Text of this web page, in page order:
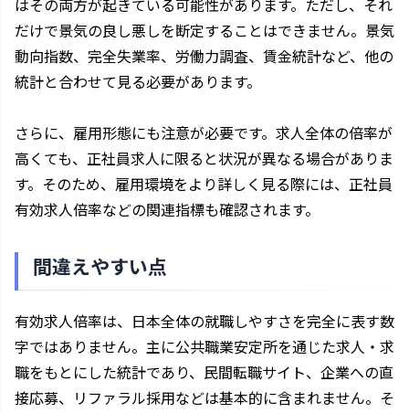
はその両方が起きている可能性があります。ただし、それ
だけで景気の良し悪しを断定することはできません。景気
動向指数、完全失業率、労働力調査、賃金統計など、他の
統計と合わせて見る必要があります。
さらに、雇用形態にも注意が必要です。求人全体の倍率が
高くても、正社員求人に限ると状況が異なる場合がありま
す。そのため、雇用環境をより詳しく見る際には、正社員
有効求人倍率などの関連指標も確認されます。
間違えやすい点
有効求人倍率は、日本全体の就職しやすさを完全に表す数
字ではありません。主に公共職業安定所を通じた求人・求
職をもとにした統計であり、民間転職サイト、企業への直
接応募、リファラル採用などは基本的に含まれません。そ